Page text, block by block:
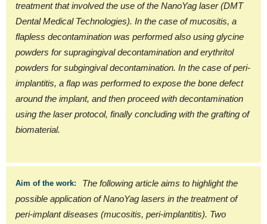
treatment that involved the use of the NanoYag laser (DMT
Dental Medical Technologies). In the case of mucositis, a
flapless decontamination was performed also using glycine
powders for supragingival decontamination and erythritol
powders for subgingival decontamination. In the case of peri-
implantitis, a flap was performed to expose the bone defect
around the implant, and then proceed with decontamination
using the laser protocol, finally concluding with the grafting of
biomaterial.
Aim of the work:
The following article aims to highlight the
possible application of NanoYag lasers in the treatment of
peri-implant diseases (mucositis, peri-implantitis). Two